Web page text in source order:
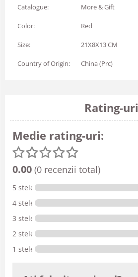
Catalogue: More & Gift
Color: Red
Size: 21X8X13 CM
Country of Origin: China (Prc)
Rating-uri
Medie rating-uri:
0.00 (0 recenzii total)
5 stele
4 stele
3 stele
2 stele
1 stele